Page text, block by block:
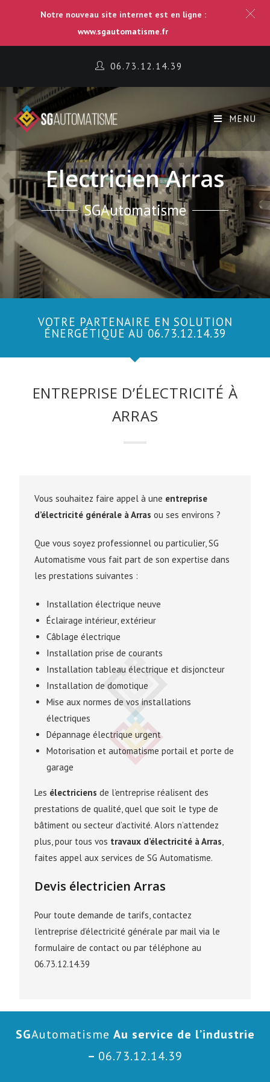
06.73.12.14.39
MENU
Electricien Arras
SGAutomatisme
VOTRE PARTENAIRE EN SOLUTION
ÉNERGÉTIQUE AU 06.73.12.14.39
ENTREPRISE D’ÉLECTRICITÉ À
ARRAS
Vous souhaitez faire appel à une entreprise
d’électricité générale à Arras ou ses environs ?
Que vous soyez professionnel ou particulier, SG
Automatisme vous fait part de son expertise dans
les prestations suivantes :
Installation électrique neuve
Éclairage intérieur, extérieur
Câblage électrique
Installation prise de courants
Installation tableau électrique et disjoncteur
Installation de domotique
Mise aux normes de vos installations
électriques
Dépannage électrique urgent
Motorisation et automatisme portail et porte de
garage
Les électriciens de l’entreprise réalisent des
prestations de qualité, quel que soit le type de
bâtiment ou secteur d’activité. Alors n’attendez
plus, pour tous vos travaux d’électricité à Arras,
faites appel aux services de SG Automatisme.
Devis électricien Arras
Pour toute demande de tarifs, contactez
l’entreprise d’électricité générale par mail via le
formulaire de contact ou par téléphone au
06.73.12.14.39
SGAutomatisme Au service de l’industrie
– 06.73.12.14.39
Notre nouveau site internet est en ligne :
www.sgautomatisme.fr